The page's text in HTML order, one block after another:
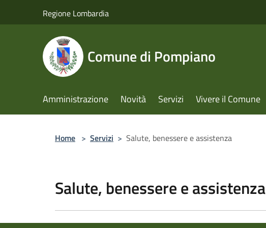
Regione Lombardia
Comune di Pompiano
Amministrazione Novità Servizi Vivere il Comune
Home > Servizi > Salute, benessere e assistenza
Salute, benessere e assistenza